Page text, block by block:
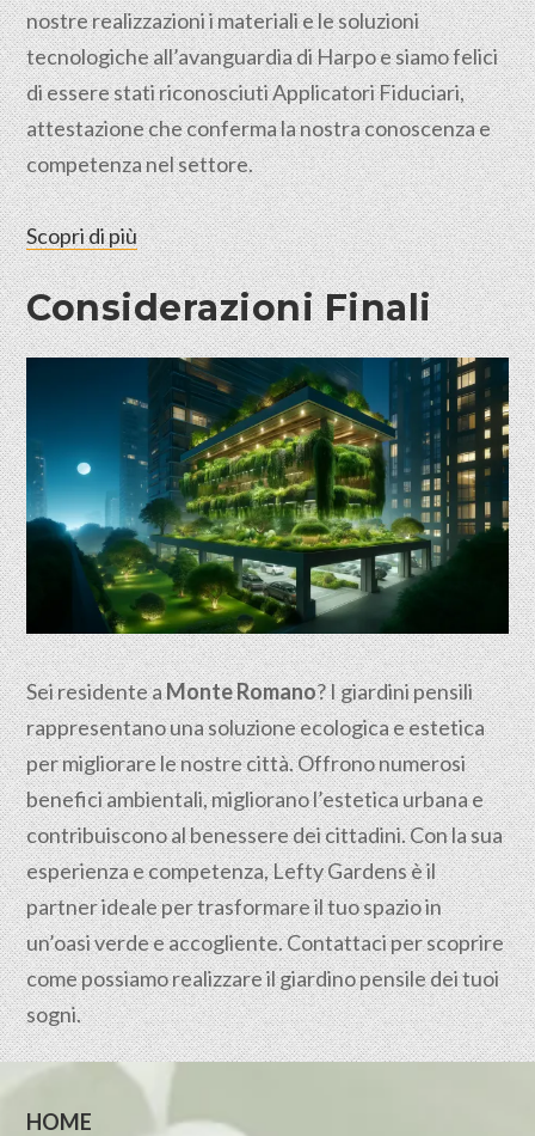
nostre realizzazioni i materiali e le soluzioni
tecnologiche all’avanguardia di Harpo e siamo felici
di essere stati riconosciuti Applicatori Fiduciari,
attestazione che conferma la nostra conoscenza e
competenza nel settore.
Scopri di più
Considerazioni Finali
Sei residente aMonte Romano? I giardini pensili
rappresentano una soluzione ecologica e estetica
per migliorare le nostre città. Offrono numerosi
benefici ambientali, migliorano l’estetica urbana e
contribuiscono al benessere dei cittadini. Con la sua
esperienza e competenza, Lefty Gardens è il
partner ideale per trasformare il tuo spazio in
un’oasi verde e accogliente. Contattaci per scoprire
come possiamo realizzare il giardino pensile dei tuoi
sogni.
HOME